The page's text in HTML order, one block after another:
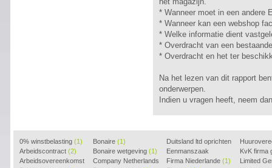
* Wanneer moet in een andere
* Wanneer kan een webshop
* Welke informatie dient
* Overdracht van een
* Overdracht en het ter
Na het lezen van dit rapport
onderwerpen.
Indien u vragen heeft, neem
0% winstbelasting (1)
Arbeidscontract (2)
Arbeidsovereenkomst
Bonaire (1)
Bonaire wetgeving (1)
Company Netherlands
Duitsland ltd oprichten
(2)
Eenmanszaak
beginnen(1)
Firma Niederlande (1)
KvK firma
Limited